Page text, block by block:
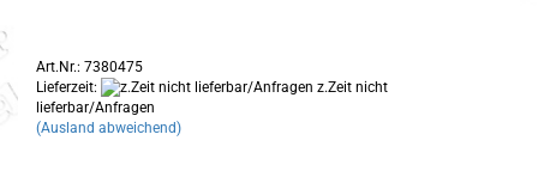
Art.Nr.: 7380475
Lieferzeit:
z.Zeit nicht
lieferbar/Anfragen
(Ausland abweichend)